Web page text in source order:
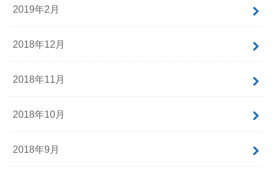
2019年2月
2018年12月
2018年11月
2018年10月
2018年9月